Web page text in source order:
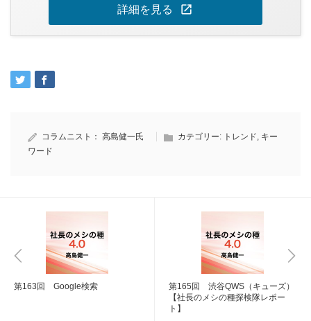
詳細を見る open_in_new
コラムニスト： 高島健一氏 カテゴリー: トレンド, キー
ワード
第163回 Google検索
第165回 渋谷QWS（キューズ）
【社長のメシの種探検隊レポー
ト】